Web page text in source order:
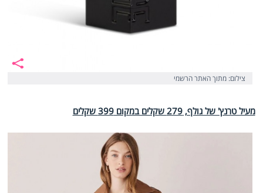
צילום: מתוך האתר הרשמי
מעיל טרנץ' של גולף, 279 שקלים במקום 399 שקלים